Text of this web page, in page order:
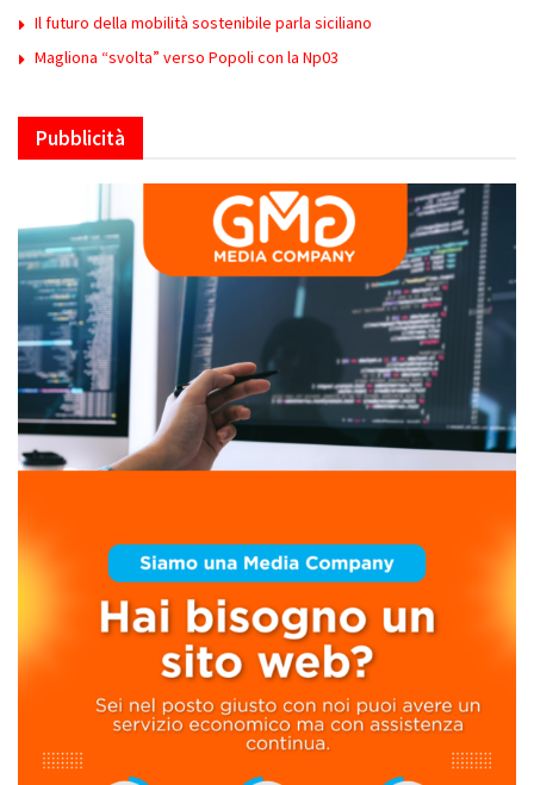
Il futuro della mobilità sostenibile parla siciliano
Magliona “svolta” verso Popoli con la Np03
Pubblicità